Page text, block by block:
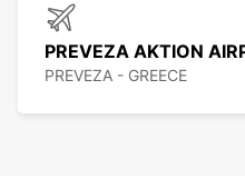
PREVEZA AKTION
PREVEZA - GREECE